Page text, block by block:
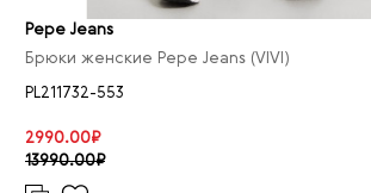
Pepe Jeans
Брюки женские Pepe Jeans (VIVI)
PL211732-553
2990.00₽
13990.00₽